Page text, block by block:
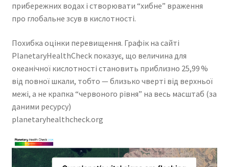
прибережних водах і створювати “хибне” враження
про глобальне зсув в кислотності.
Похибка оцінки перевищення. Графік на сайті
PlanetaryHealthCheck показує, що величина для
океанічної кислотності становить приблизно 25,99 %
від повної шкали, тобто — близько чверті від верхньої
межі, а не крапка “червоного рівня” на весь масштаб (за
даними ресурсу)
planetaryhealthcheck.org